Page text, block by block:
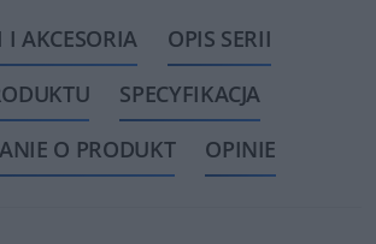
I AKCESORIA
OPIS SERII
SPECYFIKACJA
O PRODUKT
OPINIE